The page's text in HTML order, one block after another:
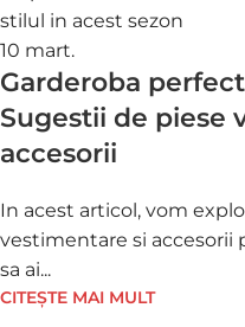
10 mart.
Garderoba
Sugestii de piese
accesorii
In acest articol, vom
vestimentare si accesorii
sa ai...
CITEȘTE MAI MULT